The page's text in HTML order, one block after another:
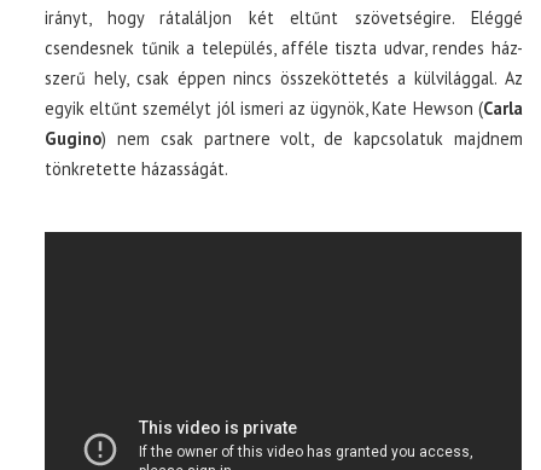
irányt, hogy rátaláljon két eltűnt szövetségire. Eléggé
csendesnek tűnik a település, afféle tiszta udvar, rendes ház-
szerű hely, csak éppen nincs összeköttetés a külvilággal. Az
egyik eltűnt személyt jól ismeri az ügynök, Kate Hewson (Carla
Gugino) nem csak partnere volt, de kapcsolatuk majdnem
tönkretette házasságát.